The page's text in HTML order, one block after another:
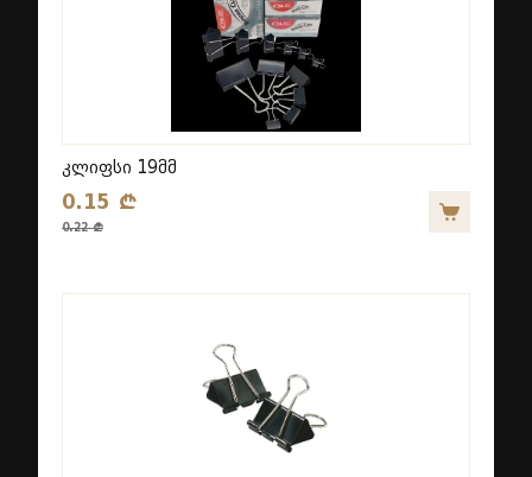
კლიფსი 19მმ
0.15 ₾
0.22 ₾